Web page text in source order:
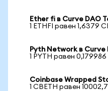
Ether fi в Curve DAO
1 ETHFI равен 1,6379
Pyth Network в Curve
1 PYTH равен 0,179986
Coinbase Wrapped
1 CBETH равен